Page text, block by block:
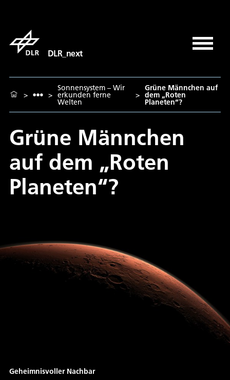
DLR_next
> >
Sonnensystem – Wir
erkunden ferne
Welten
>
Grüne Männchen auf
dem „Roten
Planeten“?
Grüne Männchen
auf dem „Roten
Planeten“?
Geheimnisvoller Nachbar